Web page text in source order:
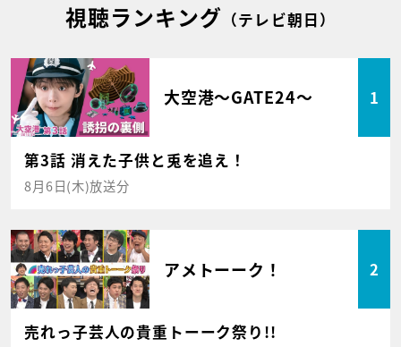
視聴ランキング （テレビ朝日）
大空港～GATE24～ 1
第3話 消えた子供と兎を追え！
8月6日(木)放送分
アメトーーク！ 2
売れっ子芸人の貴重トーーク祭り!!